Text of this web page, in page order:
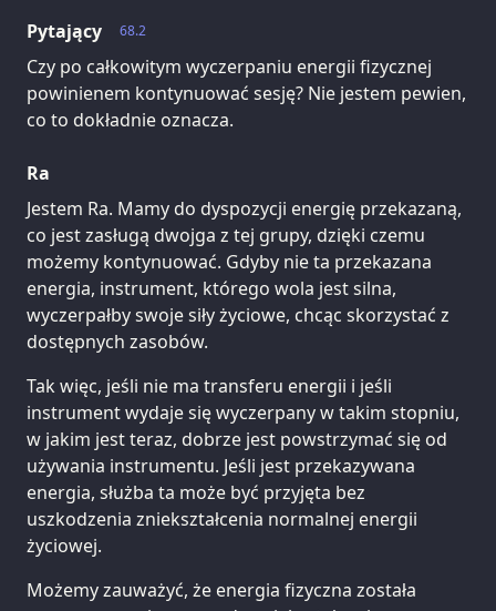
68.2
Pytający
Czy po całkowitym wyczerpaniu energii fizycznej
powinienem kontynuować sesję? Nie jestem pewien,
co to dokładnie oznacza.
Ra
Jestem Ra. Mamy do dyspozycji energię przekazaną,
co jest zasługą dwojga z tej grupy, dzięki czemu
możemy kontynuować. Gdyby nie ta przekazana
energia, instrument, którego wola jest silna,
wyczerpałby swoje siły życiowe, chcąc skorzystać z
dostępnych zasobów.
Tak więc, jeśli nie ma transferu energii i jeśli
instrument wydaje się wyczerpany w takim stopniu,
w jakim jest teraz, dobrze jest powstrzymać się od
używania instrumentu. Jeśli jest przekazywana
energia, służba ta może być przyjęta bez
uszkodzenia zniekształcenia normalnej energii
życiowej.
Możemy zauważyć, że energia fizyczna została